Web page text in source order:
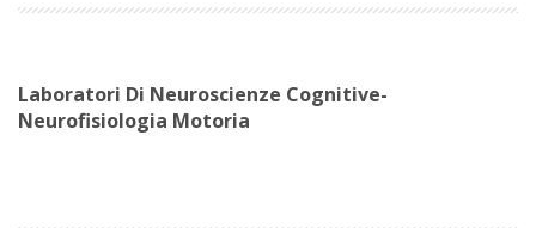
Laboratori Di Neuroscienze Cognitive-
Neurofisiologia Motoria